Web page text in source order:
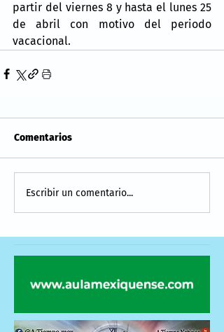
partir del viernes 8 y hasta el lunes 25
de abril con motivo del periodo
vacacional.
Comentarios
Escribir un comentario...